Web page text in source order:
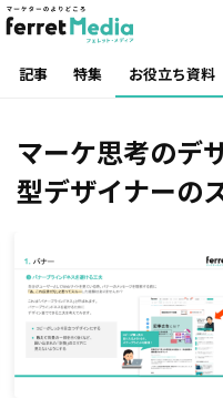
記事 特集 お役立ち資料
マーケ思考のデ
型デザイナーの